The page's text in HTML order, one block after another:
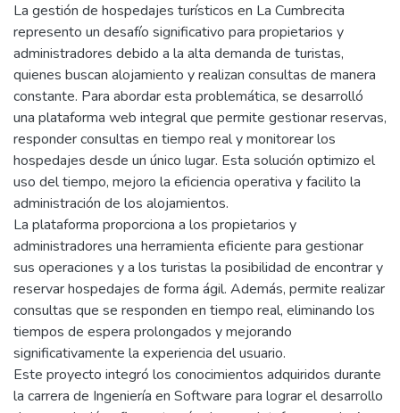
La gestión de hospedajes turísticos en La Cumbrecita
represento un desafío significativo para propietarios y
administradores debido a la alta demanda de turistas,
quienes buscan alojamiento y realizan consultas de manera
constante. Para abordar esta problemática, se desarrolló
una plataforma web integral que permite gestionar reservas,
responder consultas en tiempo real y monitorear los
hospedajes desde un único lugar. Esta solución optimizo el
uso del tiempo, mejoro la eficiencia operativa y facilito la
administración de los alojamientos.
La plataforma proporciona a los propietarios y
administradores una herramienta eficiente para gestionar
sus operaciones y a los turistas la posibilidad de encontrar y
reservar hospedajes de forma ágil. Además, permite realizar
consultas que se responden en tiempo real, eliminando los
tiempos de espera prolongados y mejorando
significativamente la experiencia del usuario.
Este proyecto integró los conocimientos adquiridos durante
la carrera de Ingeniería en Software para lograr el desarrollo